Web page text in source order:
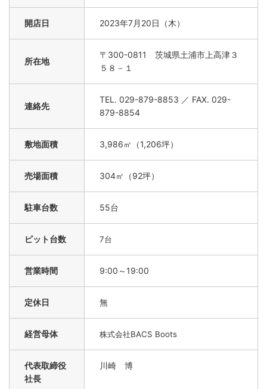
開店日 2023年7月20日（木）
所在地
〒300-0811 茨城県土浦市上高津３
５８－１
連絡先
TEL. 029-879-8853 ／ FAX. 029-
879-8854
敷地面積 3,986㎡（1,206坪）
売場面積 304㎡（92坪）
駐車台数 55台
ピット台数 7台
営業時間 9:00～19:00
定休日 無
経営母体 株式会社BACS Boots
代表取締役
社長
川崎 博